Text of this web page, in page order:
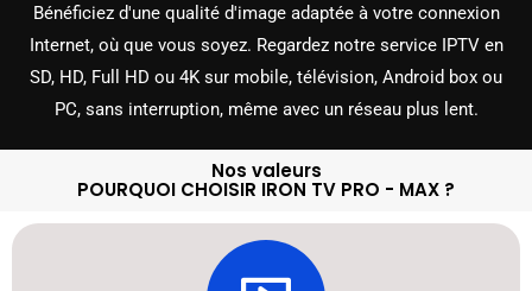
Bénéficiez d'une qualité d'image adaptée à votre connexion
Internet, où que vous soyez. Regardez notre service IPTV en
SD, HD, Full HD ou 4K sur mobile, télévision, Android box ou
PC, sans interruption, même avec un réseau plus lent.
Nos valeurs
POURQUOI CHOISIR IRON TV PRO - MAX ?